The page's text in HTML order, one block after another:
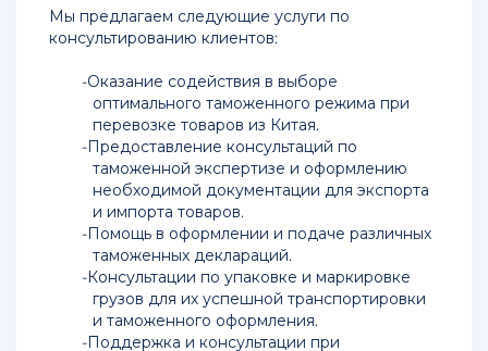
Мы предлагаем следующие услуги по
консультированию клиентов:
Оказание содействия в выборе
оптимального таможенного режима при
перевозке товаров из Китая.
Предоставление консультаций по
таможенной экспертизе и оформлению
необходимой документации для экспорта
и импорта товаров.
Помощь в оформлении и подаче различных
таможенных деклараций.
Консультации по упаковке и маркировке
грузов для их успешной транспортировки
и таможенного оформления.
Поддержка и консультации при